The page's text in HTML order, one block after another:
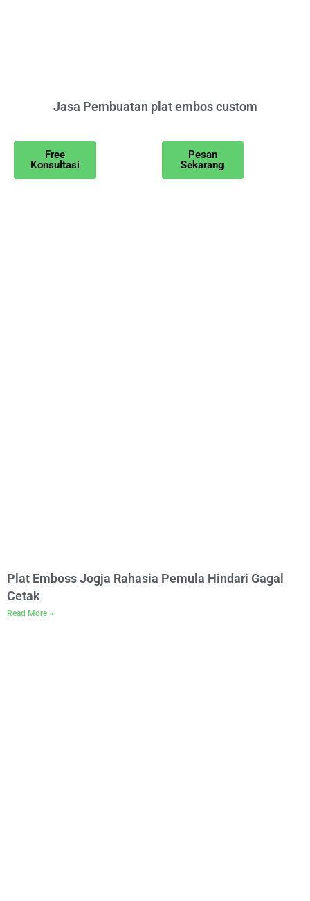
Jasa Pembuatan plat embos custom
Free
Konsultasi
Pesan
Sekarang
Plat Emboss Jogja Rahasia Pemula Hindari Gagal
Cetak
Read More »